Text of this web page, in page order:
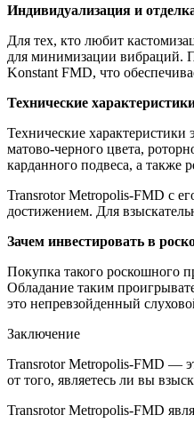
Индивидуализация и
Для тех, кто любит
для минимизации вибраций.
Konstant FMD, что
Технические
Технические
матово-черного цвета,
карданного подвеса, а также
Transrotor Metropolis-FMD с
достижением. Для
Зачем инвестировать в
Покупка такого роскошного
Обладание таким
это непревзойденный
Заключение
Transrotor Metropolis-FMD —
от того, являетесь ли вы
Transrotor Metropolis-FMD